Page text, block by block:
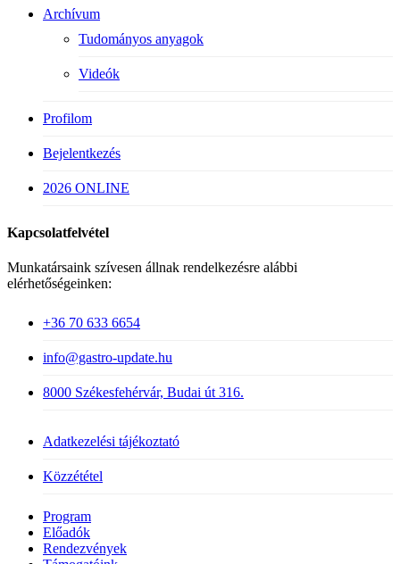
Archívum
Tudományos anyagok
Videók
Profilom
Bejelentkezés
2026 ONLINE
Kapcsolatfelvétel
Munkatársaink szívesen állnak rendelkezésre alábbi
elérhetőségeinken:
+36 70 633 6654
info@gastro-update.hu
8000 Székesfehérvár, Budai út 316.
Adatkezelési tájékoztató
Közzététel
Close
Menu
Program
Előadók
Rendezvények